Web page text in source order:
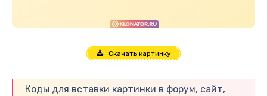
Скачать картинку
Коды для вставки картинки в форум, сайт,